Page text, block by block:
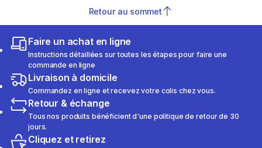
Retour au sommet
Faire un achat en ligne
Instructions détaillées sur toutes les étapes pour faire une
commande en ligne
Livraison à domicile
Commandez en ligne et recevez votre colis chez vous.
Retour & échange
Tous nos produits bénéficient d'une politique de retour de 30
jours.
Cliquez et retirez